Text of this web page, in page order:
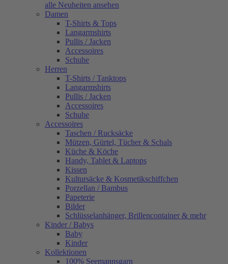
alle Neuheiten ansehen
Damen
T-Shirts & Tops
Langarmshirts
Pullis / Jacken
Accessoires
Schuhe
Herren
T-Shirts / Tanktops
Langarmshirts
Pullis / Jacken
Accessoires
Schuhe
Accessoires
Taschen / Rucksäcke
Mützen, Gürtel, Tücher & Schals
Küche & Köche
Handy, Tablet & Laptops
Kissen
Kultursäcke & Kosmetikschiffchen
Porzellan / Bambus
Papeterie
Bilder
Schlüsselanhänger, Brillencontainer & mehr
Kinder / Babys
Baby
Kinder
Kollektionen
100% Seemannsgarn